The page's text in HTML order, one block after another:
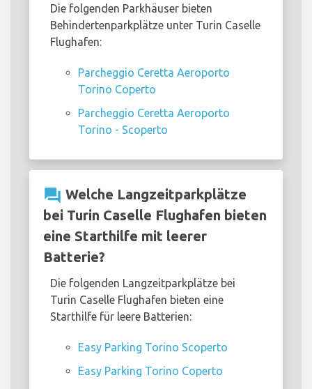
Die folgenden Parkhäuser bieten
Behindertenparkplätze unter Turin Caselle
Flughafen:
Parcheggio Ceretta Aeroporto
Torino Coperto
Parcheggio Ceretta Aeroporto
Torino - Scoperto
question_answer Welche Langzeitparkplätze
bei Turin Caselle Flughafen bieten
eine Starthilfe mit leerer
Batterie?
Die folgenden Langzeitparkplätze bei
Turin Caselle Flughafen bieten eine
Starthilfe für leere Batterien:
Easy Parking Torino Scoperto
Easy Parking Torino Coperto